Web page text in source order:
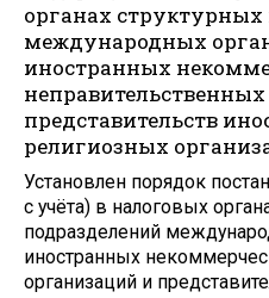
органах
международных
иностранных
представительств
религиозных
Установлен порядок
с учёта) в налоговых
подразделений
иностранных
организаций и